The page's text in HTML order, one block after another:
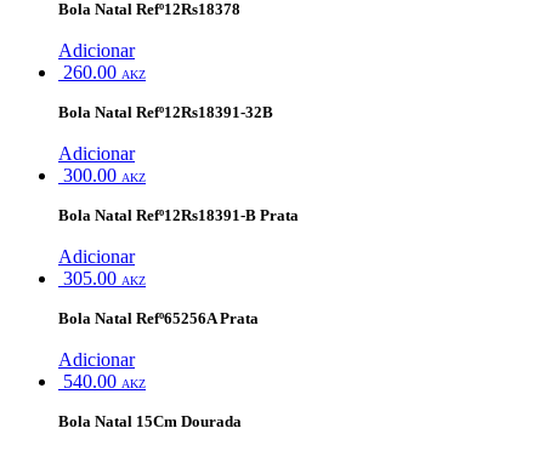
Bola Natal Refº12Rs18378
Adicionar
260.00 AKZ
Bola Natal Refº12Rs18391-32B
Adicionar
300.00 AKZ
Bola Natal Refº12Rs18391-B Prata
Adicionar
305.00 AKZ
Bola Natal Refº65256A Prata
Adicionar
540.00 AKZ
Bola Natal 15Cm Dourada